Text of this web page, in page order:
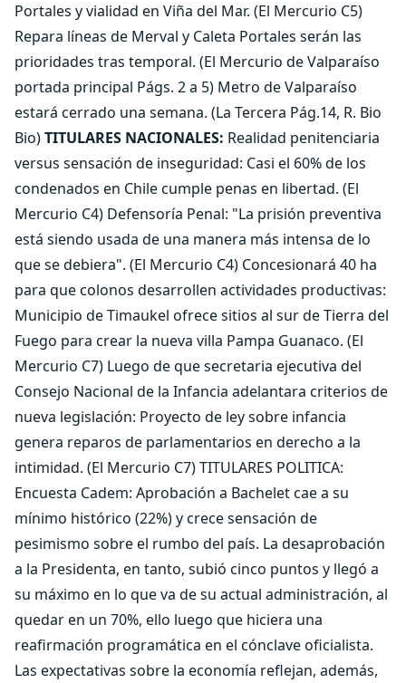
Portales y vialidad en Viña del Mar. (El Mercurio C5)
Repara líneas de Merval y Caleta Portales serán las
prioridades tras temporal. (El Mercurio de Valparaíso
portada principal Págs. 2 a 5) Metro de Valparaíso
estará cerrado una semana. (La Tercera Pág.14, R. Bio
Bio)TITULARES NACIONALES: Realidad penitenciaria
versus sensación de inseguridad: Casi el 60% de los
condenados en Chile cumple penas en libertad. (El
Mercurio C4) Defensoría Penal: "La prisión preventiva
está siendo usada de una manera más intensa de lo
que se debiera". (El Mercurio C4) Concesionará 40 ha
para que colonos desarrollen actividades productivas:
Municipio de Timaukel ofrece sitios al sur de Tierra del
Fuego para crear la nueva villa Pampa Guanaco. (El
Mercurio C7) Luego de que secretaria ejecutiva del
Consejo Nacional de la Infancia adelantara criterios de
nueva legislación: Proyecto de ley sobre infancia
genera reparos de parlamentarios en derecho a la
intimidad. (El Mercurio C7) TITULARES POLITICA:
Encuesta Cadem: Aprobación a Bachelet cae a su
mínimo histórico (22%) y crece sensación de
pesimismo sobre el rumbo del país. La desaprobación
a la Presidenta, en tanto, subió cinco puntos y llegó a
su máximo en lo que va de su actual administración, al
quedar en un 70%, ello luego que hiciera una
reafirmación programática en el cónclave oficialista.
Las expectativas sobre la economía reflejan, además,